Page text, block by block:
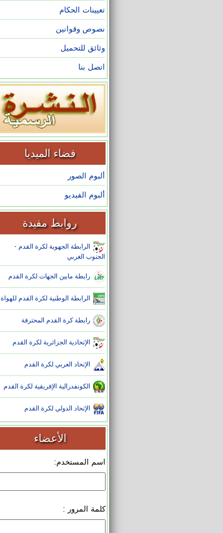
تعيينات الحكام
نصوص وقوانين
وثائق للتحميل
اتصل بنا
فضاء الميديا
ألبوم الصور
ألبوم الفيديو
روابط مفيدة
الرابطة الجهوية لكرة القدم -
الجنوب الغربي
رابطة مابين الجهات لكرة القدم
الرابطة الوطنية لكرة القدم للهواة
رابطة كرة القدم المحترفة
الإتحادية الجزائرية لكرة القدم
الإتحاد العربي لكرة القدم
الكونفدرالية الإفريقية لكرة القدم
الإتحاد الدولي لكرة القدم
الأعضاء
اسم المستخدم:
كلمة المرور :